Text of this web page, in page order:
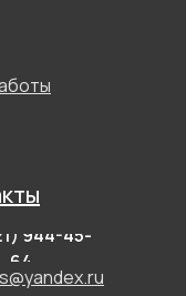
944-45-
64